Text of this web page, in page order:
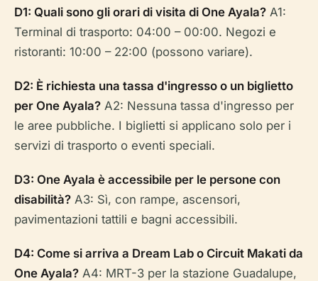
D1: Quali sono gli orari di visita di One Ayala? A1:
Terminal di trasporto: 04:00 – 00:00. Negozi e
ristoranti: 10:00 – 22:00 (possono variare).
D2: È richiesta una tassa d'ingresso o un biglietto
per One Ayala? A2: Nessuna tassa d'ingresso per
le aree pubbliche. I biglietti si applicano solo per i
servizi di trasporto o eventi speciali.
D3: One Ayala è accessibile per le persone con
disabilità? A3: Sì, con rampe, ascensori,
pavimentazioni tattili e bagni accessibili.
D4: Come si arriva a Dream Lab o Circuit Makati da
One Ayala? A4: MRT-3 per la stazione Guadalupe,